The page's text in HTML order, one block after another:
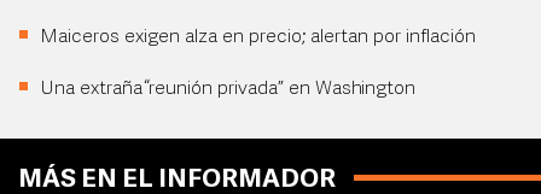
Maiceros exigen alza en precio; alertan por inflación
Una extraña “reunión privada” en Washington
MÁS EN EL INFORMADOR